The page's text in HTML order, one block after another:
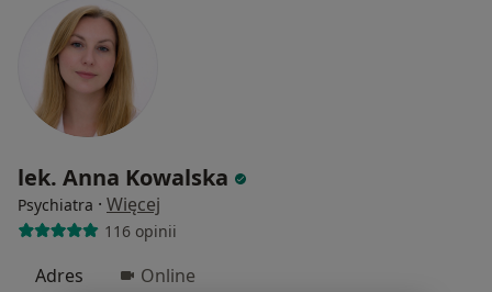
lek. Anna Kowalska
Psychiatra · Więcej
116 opinii
Adres Online